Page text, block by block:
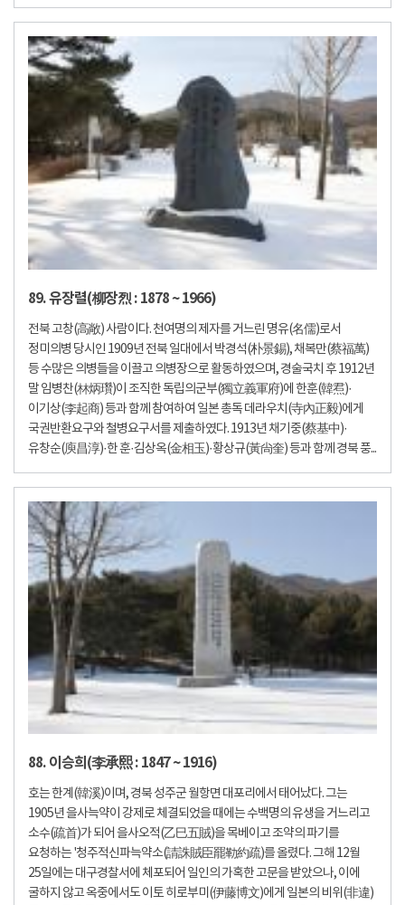
89. 유장렬(柳장烈 : 1878 ~ 1966)
전북 고창(高敞) 사람이다. 천여명의 제자를 거느린 명유(名儒)로서
정미의병 당시인 1909년 전북 일대에서 박경석(朴景錫), 채복만(蔡福萬)
등 수많은 의병들을 이끌고 의병장으로 활동하였으며, 경술국치 후 1912년
말 임병찬(林炳瓚)이 조직한 독립의군부(獨立義軍府)에 한훈(韓焄)·
이기상(李起商) 등과 함께 참여하여 일본 총독 데라우치(寺內正毅)에게
국권반환요구와 철병요구서를 제출하였다. 1913년 채기중(蔡基中)·
유창순(庾昌淳)·한 훈·김상옥(金相玉)·황상규(黃尙奎) 등과 함께 경북 풍...
88. 이승희(李承熙 : 1847 ~ 1916)
호는 한계(韓溪)이며, 경북 성주군 월항면 대포리에서 태어났다. 그는
1905년 을사늑약이 강제로 체결되었을 때에는 수백명의 유생을 거느리고
소수(疏首)가 되어 을사오적(乙巳五賊)을 목베이고 조약의 파기를
요청하는 '청주적신파늑약소(請誅賊臣罷勒約疏)를 올렸다. 그해 12월
25일에는 대구경찰서에 체포되어 일인의 가혹한 고문을 받았으나, 이에
굴하지 않고 옥중에서도 이토 히로부미(伊藤博文)에게 일본의 비위(非違)